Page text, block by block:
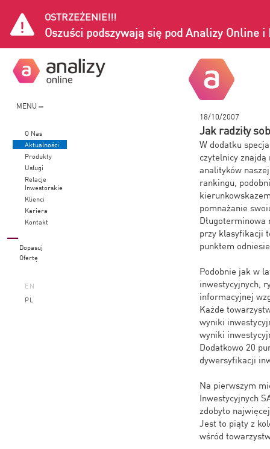
OSTRZEŻENIE!!!
Oszuści podszywają się pod Analizy Online i
MENU
O Nas
Aktualności
Produkty
Usługi
Relacje
Inwestorskie
Klienci
Kariera
Kontakt
Dopasuj
Ofertę
EN
PL
18/10/2007
Jak radziły
W dodatku
czytelnicy
analityków
rankingu,
pomnażanie
przy klasyfikacji
punktem
Podobnie jak w
inwestycyjnych,
informacyjnej
Każde
wyniki
wyniki
Dodatkowo 20
dywersyfikacji
Na pierwszym
Inwestycyjnych
zdobyło
Jest to piąty z
wśród